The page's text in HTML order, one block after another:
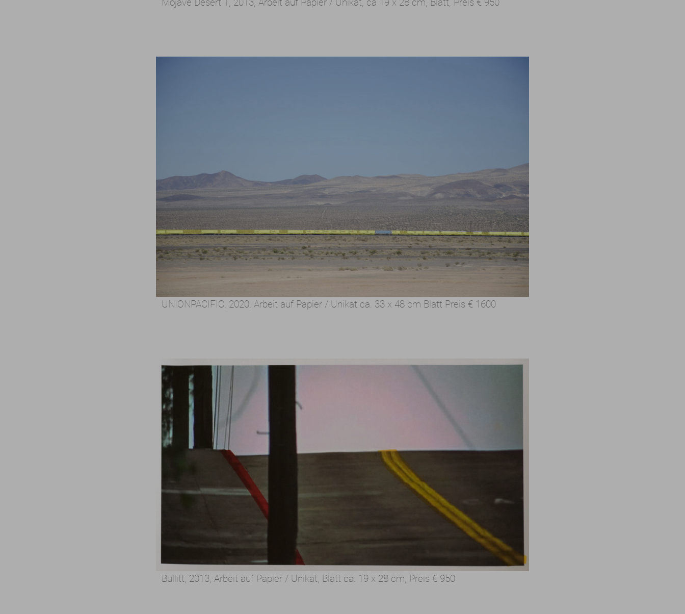
UNIONPACIFIC, 2020, Arbeit auf Papier / Unikat ca. 33 x 48 cm Blatt Preis € 1600
Bullitt, 2013, Arbeit auf Papier / Unikat, Blatt ca. 19 x 28 cm, Preis € 950